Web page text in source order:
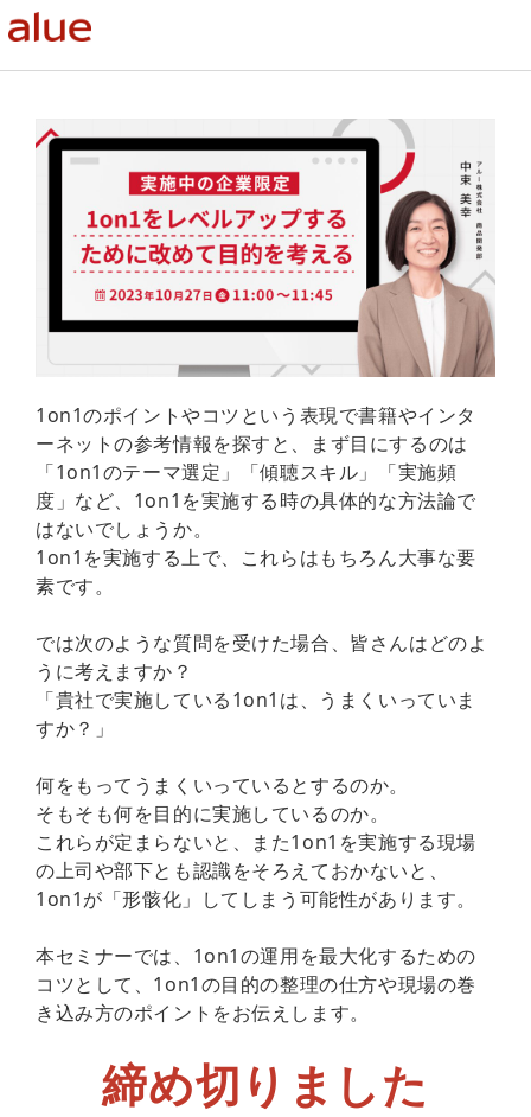
1on1のポイントやコツという表現で書籍やインタ
ーネットの参考情報を探すと、まず目にするのは
「1on1のテーマ選定」「傾聴スキル」「実施頻
度」など、1on1を実施する時の具体的な方法論で
はないでしょうか。
1on1を実施する上で、これらはもちろん大事な要
素です。
では次のような質問を受けた場合、皆さんはどのよ
うに考えますか？
「貴社で実施している1on1は、うまくいっていま
すか？」
何をもってうまくいっているとするのか。
そもそも何を目的に実施しているのか。
これらが定まらないと、また1on1を実施する現場
の上司や部下とも認識をそろえておかないと、
1on1が「形骸化」してしまう可能性があります。
本セミナーでは、1on1の運用を最大化するための
コツとして、1on1の目的の整理の仕方や現場の巻
き込み方のポイントをお伝えします。
締め切りました